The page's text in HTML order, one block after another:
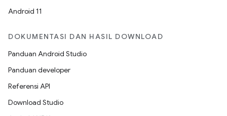
Android 11
DOKUMENTASI DAN HASIL DOWNLOAD
Panduan Android Studio
Panduan developer
Referensi API
Download Studio